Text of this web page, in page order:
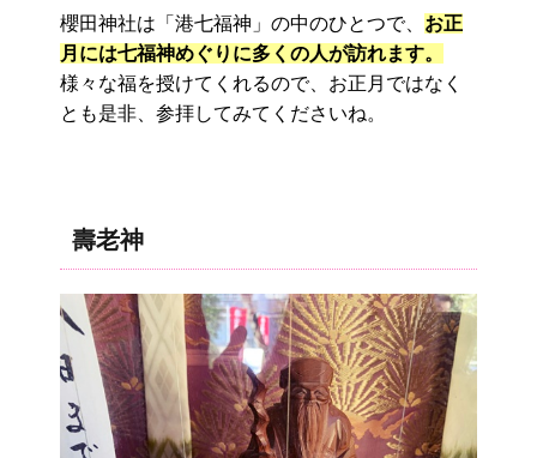
櫻田神社は「港七福神」の中のひとつで、 お正
月には七福神めぐりに多くの人が訪れます。
様々な福を授けてくれるので、お正月ではなく
とも是非、参拝してみてくださいね。
壽老神